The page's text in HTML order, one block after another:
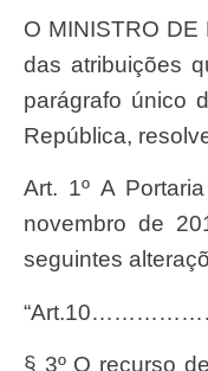
O MINISTRO DE ESTADO DA SAÚDE, no uso
das atribuições
parágrafo único
República,
Art. 1º A Portaria GM/MS nº 3.194 de 28 de
novembro de
seguintes
§ 3º O recurso